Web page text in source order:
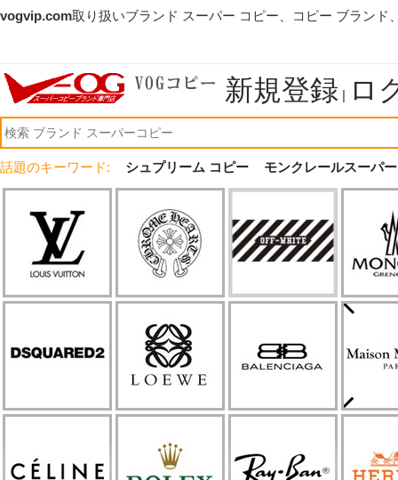
vogvip.com取り扱いブランド スーパー コピー、コピー ブランド
新規登録 | ロ
話題のキーワード: シュプリーム コピー モンクレールスーパ